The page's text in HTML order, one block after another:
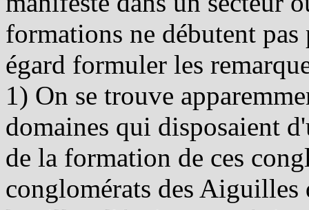
formations ne débutent
égard formuler les
1) On se trouve
domaines qui disposaient
de la formation de ces
conglomérats des Aiguilles